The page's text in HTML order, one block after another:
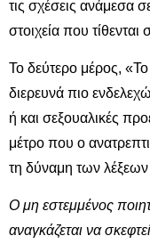
τις σχέσεις ανάμεσα
στοιχεία που
Το δεύτερο μέρος,
διερευνά πιο
ή και σεξουαλικές
μέτρο που ο
τη δύναμη των λέξεων
Ο μη εστεμμένος
αναγκάζεται να